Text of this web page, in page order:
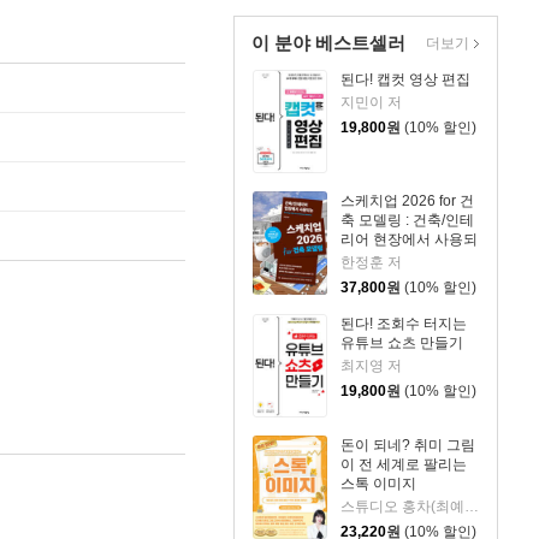
이 분야 베스트셀러
된다! 캡컷 영상 편집
지민이 저
19,800원 (10% 할인)
스케치업 2026 for 건
축 모델링 : 건축/인테
리어 현장에서 사용되
는
한정훈 저
37,800원 (10% 할인)
된다! 조회수 터지는
유튜브 쇼츠 만들기
최지영 저
19,800원 (10% 할인)
돈이 되네? 취미 그림
이 전 세계로 팔리는
스톡 이미지
스튜디오 홍차(최예슬) 저
23,220원 (10% 할인)
더보기